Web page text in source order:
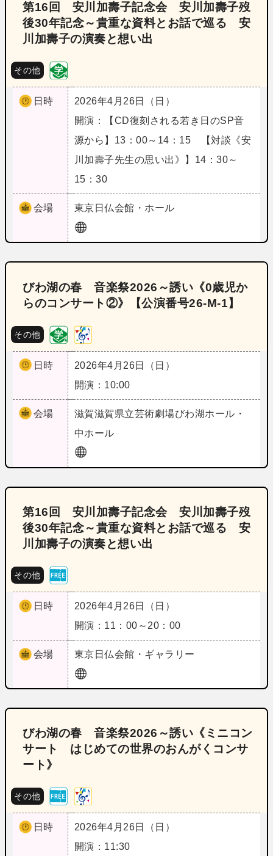
第16回 安川加壽子記念会 安川加壽子歿
後30年記念～貴重な資料とお話で巡る 安
川加壽子の演奏と想い出
その他
日時
2026年4月26日（日）
開演：【CD復刻される若き日のSP音
源から】13：00～14：15 【対談《安
川加壽子先生の思い出》】14：30～
15：30
会場 東京 日仏会館・ホール
びわ湖の春 音楽祭2026～誘い《0歳児か
らのコンサート②》【公演番号26‐M‐1】
その他
日時
2026年4月26日（日）
開演：10:00
会場 滋賀滋賀県立芸術劇場びわ湖ホール・
中ホール
第16回 安川加壽子記念会 安川加壽子歿
後30年記念～貴重な資料とお話で巡る 安
川加壽子の演奏と想い出
その他
日時
2026年4月26日（日）
開演：11：00～20：00
会場 東京 日仏会館・ギャラリー
びわ湖の春 音楽祭2026～誘い《ミニコン
サート はじめての世界のおんがくコンサ
ート》
その他
日時
2026年4月26日（日）
開演：11:30